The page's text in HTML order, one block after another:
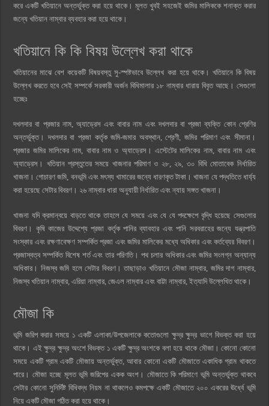
করে একটি খতিয়ানে অন্তর্ভুক্ত করা হয়ে থাকে। মূলত খুবই সহজেই জমির মালিককে শনাক্ত করার
জন্যে খতিয়ান নাম্বার ব্যবহার করা হয়ে থাকে।
খতিয়ানে কি কি বিষয় উল্লেখ করা থাকে
খতিয়ানের মাঝে বেশ কয়েকটি বিষয়বস্তু সু-স্পষ্টভাবে উল্লেখ করা হয়ে থাকে। খতিয়ানে কি বিষয়
উল্লেখ করতে হবে সেই সম্পর্কে সরকারী অর্জন বিধিমালার ১৮ নাম্বার ধারায় বিবৃত আছে। সেগুলো
হচ্ছেঃ
দখলদার বা প্রজার নাম, অ্যাড্রেস এবং বাবার নাম এবং দখলদার বা প্রজা ব্যক্তি কোন শ্রেণির
অন্তর্ভুক্ত। দখলদার বা প্রজা কর্তৃক জমি-জমার অবস্থান, শ্রেণী, জমির পরিমাণ এবং সীমানা।
প্রজার জমির মালিকের নাম, বাবার নাম ও অ্যাড্রেস। এস্টেটের মালিকের নাম, বাবার নাম এবং
অ্যাড্রেস। খতিয়ান প্রস্তুতের সময়ে খাজনার পরিমাণ ও ২৮, ২৯, ৩০ বিধি মোতাবেক নির্ধারিত
খাজনা। গোচারণ জমি, বনভূমি এবং মৎস্য খামারের জন্যে ধারণকৃত টাকা। খাজনা যে পদ্ধতিতে ধার্য্য
করা হয়েছে সেটার বিবরণ। ২৬ নাম্বার ধারা অনুযায়ী নির্ধারিত এবং ন্যায় সঙ্গত খাজনা।
খাজনা যদি ক্রমান্বয়ে বাড়তে থাকে তাহলে যে সময়ে এবং যে যে পদক্ষেপে বৃদ্ধি হয়েছে সেগুলোর
বিবরণ। কৃষি কাজের উদ্দেশ্যে প্রজা কর্তৃক পানির ব্যাবহার এবং পানি সরবরাহের জন্যে যন্ত্রপাতি
সংস্কার এবং রক্ষণাবেক্ষণ সম্পর্কিত প্রজা এবং জমির মালিকের মধ্যে অধিকার এবং কর্তব্যের বিবরণ।
প্রজাস্বত্ব সম্পর্কিত বিশেষ শর্ত এবং তার পরিণতি। পথ চলার অধিকার এবং জমির সংলগ্ন অন্যান্য
অধিকার। নিজস্ব জমি হলে সেটার বিবরণ। তাছাড়াও খতিয়ানে মৌজা নাম্বার, জমির দাগ নাম্বার,
নিজস্ব খতিয়ান নাম্বার, এরিয়া নাম্বার, জেএল নাম্বার এবং বাট্টা নাম্বার, ইত্যাদি উল্লেখিত থাকে।
মৌজা কি
ভূমি জরিপ করার সময়ে ১ একটি এলাকা/উপজেলাকে কতোগুলো ক্ষুদ্র ক্ষুদ্র ভাগে বিভক্ত করা হয়ে
থাকে। এই ক্ষুদ্র ক্ষুদ্র অংশে বিভক্ত ১ একটি ক্ষুদ্র অংশকে বলা হয়ে থাকে মৌজা। কোনো কোনো
সময়ে একটি গ্রাম একটি মৌজায় অন্তর্ভুক্ত, আবার কোনো একটি মৌজাতে একাধিক গ্রাম থাকতে
পারে। মৌজা হচ্ছে মূলত ভূমি জরিপের একক অংশ। মৌজাতে কি পরিমাণে ভূমি অন্তর্ভুক্ত থাকবে
সেটার কোনো সুনির্দিষ্ট বিধিবদ্ধ নিয়ম না থাকলেও কমপক্ষে একটি মৌজাতে ২০০ একরের ঊর্ধ্বে ভূমি
নিয়ে একটি মৌজা গঠিত করা হয়ে থাকে।